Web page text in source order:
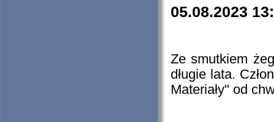
05.08.2023
Ze smutkiem
długie lata.
Materiały" od